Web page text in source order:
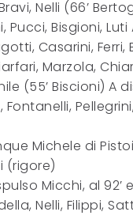
Nelli (66’
Pucci, Bisgioni, Luti
Casarini,
Marzola,
(55’ Biscioni) A
Michele di
(rigore)
Micchi, al 92’
Nelli, Filippi,